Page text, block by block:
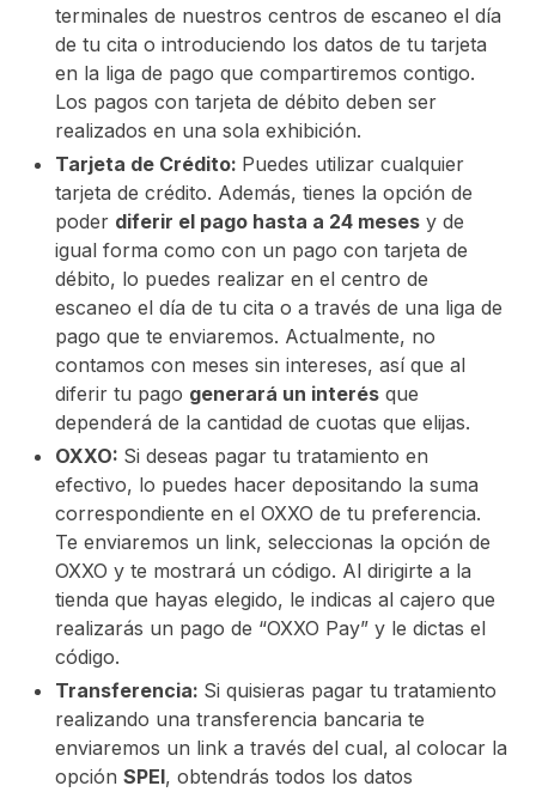
terminales de nuestros centros de escaneo el día
de tu cita o introduciendo los datos de tu tarjeta
en la liga de pago que compartiremos contigo.
Los pagos con tarjeta de débito deben ser
realizados en una sola exhibición.
Tarjeta de Crédito: Puedes utilizar cualquier
tarjeta de crédito. Además, tienes la opción de
poder diferir el pago hasta a 24 meses y de
igual forma como con un pago con tarjeta de
débito, lo puedes realizar en el centro de
escaneo el día de tu cita o a través de una liga de
pago que te enviaremos. Actualmente, no
contamos con meses sin intereses, así que al
diferir tu pago generará un interés que
dependerá de la cantidad de cuotas que elijas.
OXXO: Si deseas pagar tu tratamiento en
efectivo, lo puedes hacer depositando la suma
correspondiente en el OXXO de tu preferencia.
Te enviaremos un link, seleccionas la opción de
OXXO y te mostrará un código. Al dirigirte a la
tienda que hayas elegido, le indicas al cajero que
realizarás un pago de “OXXO Pay” y le dictas el
código.
Transferencia: Si quisieras pagar tu tratamiento
realizando una transferencia bancaria te
enviaremos un link a través del cual, al colocar la
opciónSPEI, obtendrás todos los datos